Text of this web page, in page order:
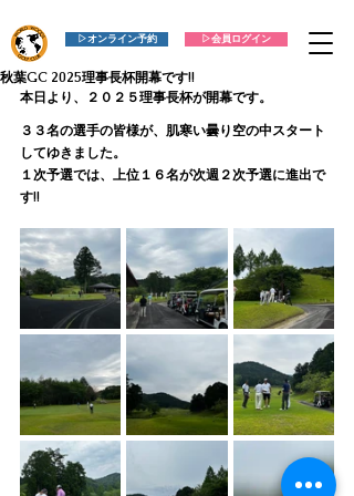
▷会員ログイン
▷オンライン予約
秋葉GC 2025理事長杯開幕です!!
本日より、２０２５理事長杯が開幕です。
３３名の選手の皆様が、肌寒い曇り空の中スタート
してゆきました。
１次予選では、上位１６名が次週２次予選に進出で
す!!